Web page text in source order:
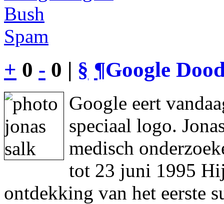
Bush
Spam
+ 0 - 0 | § ¶Google
Google eert
speciaal logo.
medisch
tot 23 juni 1995
ontdekking van het eerste